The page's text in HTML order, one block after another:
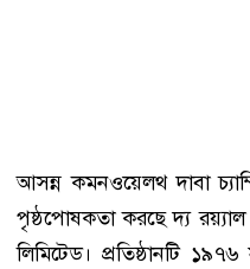
আসন্ন কমনওয়েলথ দাবা
পৃষ্ঠপোষকতা করছে দ্য রয়্যাল
লিমিটেড। প্রতিষ্ঠানটি